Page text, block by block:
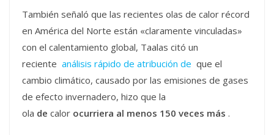
También señaló que las recientes olas de calor récord
en América del Norte están «claramente vinculadas»
con el calentamiento global, Taalas citó un
reciente análisis rápido de atribución de que el
cambio climático, causado por las emisiones de gases
de efecto invernadero, hizo que la
ola de calor ocurriera al menos 150 veces más .